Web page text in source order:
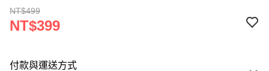
NT$499
NT$399
付款與運送方式